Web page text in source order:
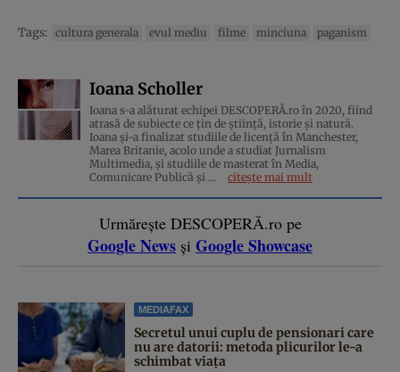
Tags: cultura generala evul mediu filme minciuna paganism
Ioana Scholler
Ioana s-a alăturat echipei DESCOPERĂ.ro în 2020, fiind
atrasă de subiecte ce țin de știință, istorie și natură.
Ioana și-a finalizat studiile de licență în Manchester,
Marea Britanie, acolo unde a studiat Jurnalism
Multimedia, și studiile de masterat în Media,
Comunicare Publică și ...
citește mai mult
Urmărește DESCOPERĂ.ro pe
Google News și Google Showcase
MEDIAFAX
Secretul unui cuplu de pensionari care
nu are datorii: metoda plicurilor le-a
schimbat viața